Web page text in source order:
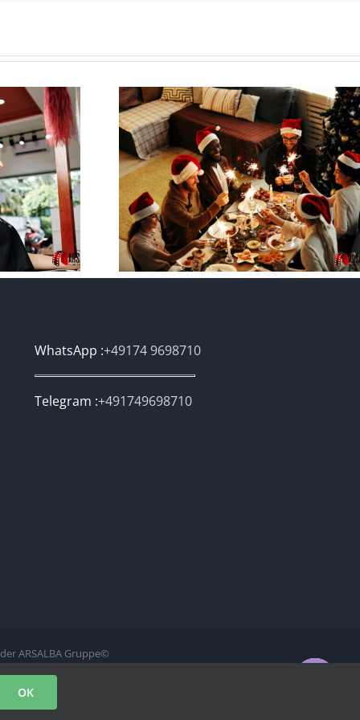
Chocolate-
with-ice-cream
WhatsApp :+49174 9698710
Telegram :+491749698710
ARSALBA Gruppe©
OK